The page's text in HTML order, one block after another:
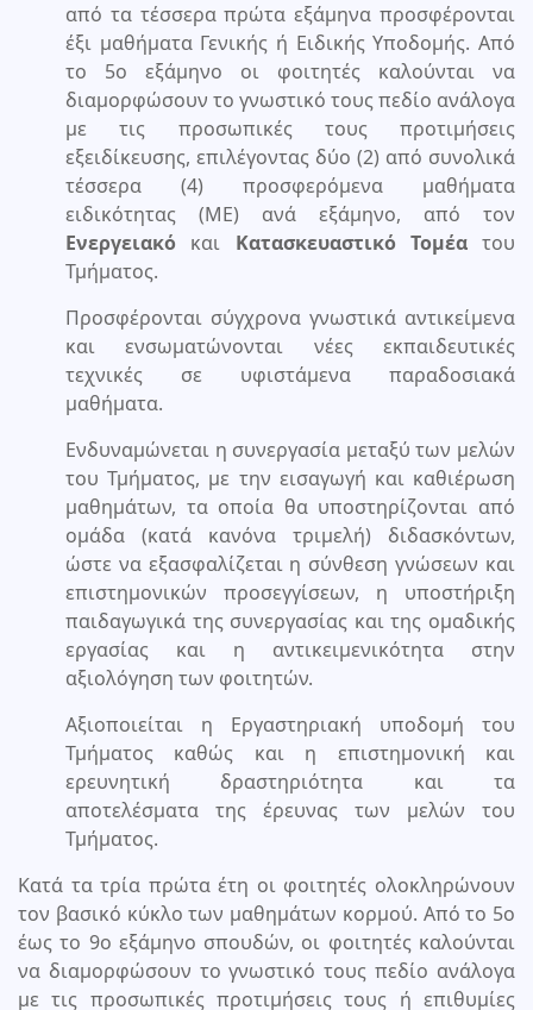
από τα τέσσερα πρώτα εξάμηνα προσφέρονται
έξι μαθήματα Γενικής ή Ειδικής Υποδομής. Από
το 5ο εξάμηνο οι φοιτητές καλούνται να
διαμορφώσουν το γνωστικό τους πεδίο ανάλογα
με τις προσωπικές τους προτιμήσεις
εξειδίκευσης, επιλέγοντας δύο (2) από συνολικά
τέσσερα (4) προσφερόμενα μαθήματα
ειδικότητας (ΜΕ) ανά εξάμηνο, από τον
Ενεργειακό και Κατασκευαστικό Τομέατου
Τμήματος.
Προσφέρονται σύγχρονα γνωστικά αντικείμενα
και ενσωματώνονται νέες εκπαιδευτικές
τεχνικές σε υφιστάμενα παραδοσιακά
μαθήματα.
Ενδυναμώνεται η συνεργασία μεταξύ των μελών
του Τμήματος, με την εισαγωγή και καθιέρωση
μαθημάτων, τα οποία θα υποστηρίζονται από
ομάδα (κατά κανόνα τριμελή) διδασκόντων,
ώστε να εξασφαλίζεται η σύνθεση γνώσεων και
επιστημονικών προσεγγίσεων, η υποστήριξη
παιδαγωγικά της συνεργασίας και της ομαδικής
εργασίας και η αντικειμενικότητα στην
αξιολόγηση των φοιτητών.
Αξιοποιείται η Εργαστηριακή υποδομή του
Τμήματος καθώς και η επιστημονική και
ερευνητική δραστηριότητα και τα
αποτελέσματα της έρευνας των μελών του
Τμήματος.
Κατά τα τρία πρώτα έτη οι φοιτητές ολοκληρώνουν
τον βασικό κύκλο των μαθημάτων κορμού. Από το 5ο
έως το 9ο εξάμηνο σπουδών, οι φοιτητές καλούνται
να διαμορφώσουν το γνωστικό τους πεδίο ανάλογα
με τις προσωπικές προτιμήσεις τους ή επιθυμίες